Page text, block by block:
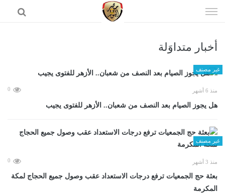
الى
أخبار متداوَلة
غير مصنف
منذ 6 أشهر 0
هل يجوز الصيام بعد النصف من شعبان.. الأزهر للفتوى يجيب
غير مصنف
منذ 3 أشهر 0
بعثة حج الجمعيات ترفع درجات الاستعداد عقب وصول جميع الحجاج لمكة
المكرمة